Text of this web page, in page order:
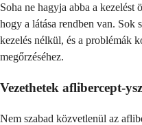
Soha ne hagyja abba a kezelést
hogy a látása rendben van. Sok
kezelés nélkül, és a problémák
megőrzéséhez.
Vezethetek aflibercept-
Nem szabad közvetlenül az